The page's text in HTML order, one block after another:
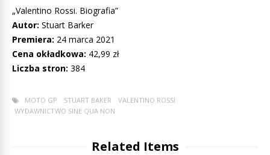
„Valentino Rossi. Biografia”
Autor: Stuart Barker
Premiera: 24 marca 2021
Cena okładkowa: 42,99 zł
Liczba stron: 384
MOTO GP STUART BAKER
VALENTINO ROSSI
WYDAWNICTWO SINE QUA NON
Related Items